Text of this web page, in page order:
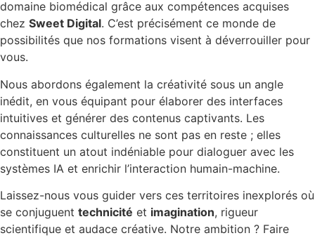
domaine biomédical grâce aux compétences acquises
chez Sweet Digital. C’est précisément ce monde de
possibilités que nos formations visent à déverrouiller pour
vous.
Nous abordons également la créativité sous un angle
inédit, en vous équipant pour élaborer des interfaces
intuitives et générer des contenus captivants. Les
connaissances culturelles ne sont pas en reste ; elles
constituent un atout indéniable pour dialoguer avec les
systèmes IA et enrichir l’interaction humain-machine.
Laissez-nous vous guider vers ces territoires inexplorés où
se conjuguent technicité et imagination, rigueur
scientifique et audace créative. Notre ambition ? Faire